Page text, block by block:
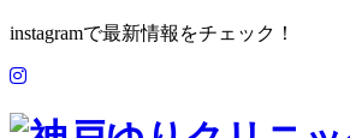
instagramで最新情報をチェック！